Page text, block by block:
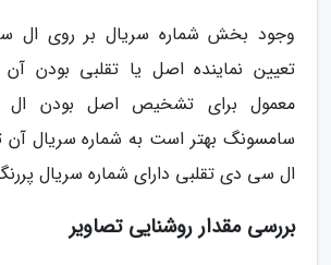
وجود بخش شماره سریال بر روی ال
تعیین نماینده اصل یا تقلبی بودن
معمول برای تشخیص اصل بودن
سامسونگ بهتر است به شماره سریال آن
ال سی دی تقلبی دارای شماره سریال
بررسی مقدار روشنایی تصاویر